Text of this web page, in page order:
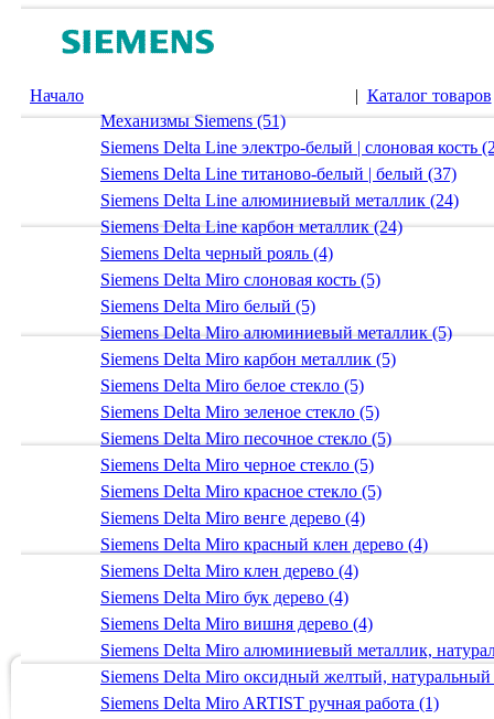
Начало | Каталог товаров
Механизмы Siemens (51)
Siemens Delta Line электро-белый | слоновая кость
Siemens Delta Line титаново-белый | белый (37)
Siemens Delta Line алюминиевый металлик (24)
Siemens Delta Line карбон металлик (24)
Siemens Delta черный рояль (4)
Siemens Delta Miro слоновая кость (5)
Siemens Delta Miro белый (5)
Siemens Delta Miro алюминиевый металлик (5)
Siemens Delta Miro карбон металлик (5)
Siemens Delta Miro белое стекло (5)
Siemens Delta Miro зеленое стекло (5)
Siemens Delta Miro песочное стекло (5)
Siemens Delta Miro черное стекло (5)
Siemens Delta Miro красное стекло (5)
Siemens Delta Miro венге дерево (4)
Siemens Delta Miro красный клен дерево (4)
Siemens Delta Miro клен дерево (4)
Siemens Delta Miro бук дерево (4)
Siemens Delta Miro вишня дерево (4)
Siemens Delta Miro алюминиевый металлик,
Siemens Delta Miro оксидный желтый,
Siemens Delta Miro ARTIST ручная работа (1)